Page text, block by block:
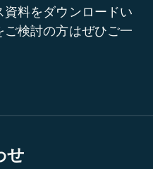
料をダウンロードい
検討の方はぜひご一
せ